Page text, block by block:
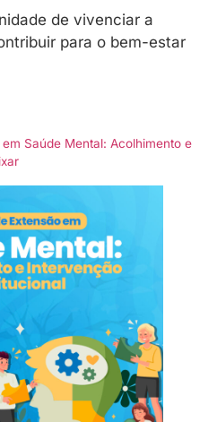
de vivenciar a
para o bem-estar
Saúde Mental: Acolhimento e